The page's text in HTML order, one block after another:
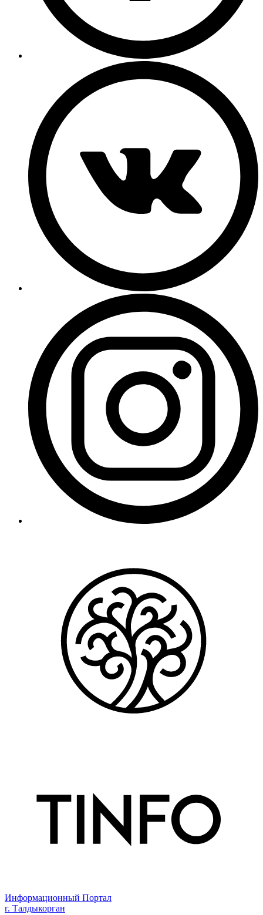
Информационный Портал
г. Талдыкорган